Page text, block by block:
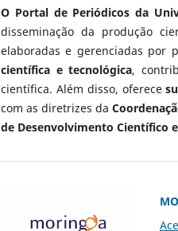
O Portal de Periódicos da
disseminação da produção
elaboradas e gerenciadas por
científica e tecnológica,
científica. Além disso, oferece
com as diretrizes da
de Desenvolvimento Científico